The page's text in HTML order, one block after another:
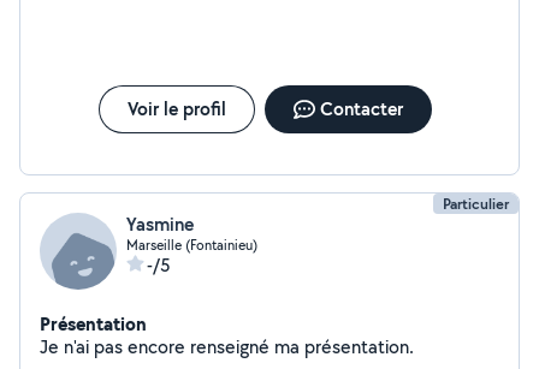
Voir le profil Contacter
Particulier
Yasmine
Marseille (Fontainieu)
-/5
Présentation
Je n'ai pas encore renseigné ma présentation.